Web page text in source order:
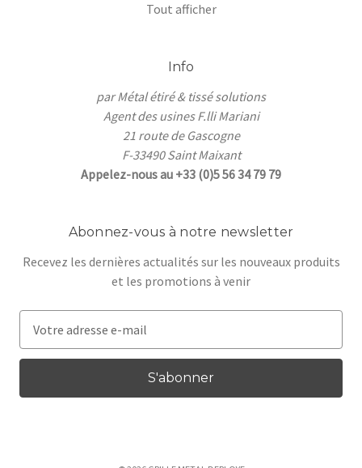
Tout afficher
Info
par Métal étiré & tissé solutions
Agent des usines F.lli Mariani
21 route de Gascogne
F-33490 Saint Maixant
Appelez-nous au +33 (0)5 56 34 79 79
Abonnez-vous à notre newsletter
Recevez les dernières actualités sur les nouveaux produits
et les promotions à venir
r
s